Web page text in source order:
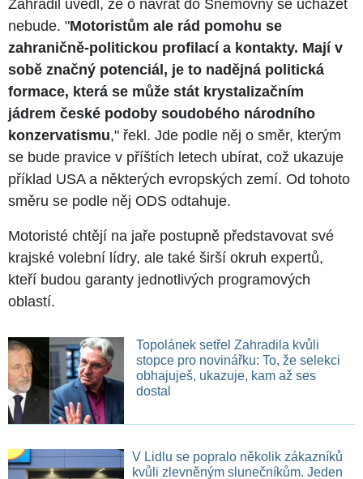
Zahradil uvedl, že o návrat do Sněmovny se ucházet
nebude. "Motoristům ale rád pomohu se
zahraničně-politickou profilací a kontakty. Mají v
sobě značný potenciál, je to nadějná politická
formace, která se může stát krystalizačním
jádrem české podoby soudobého národního
konzervatismu," řekl. Jde podle něj o směr, kterým
se bude pravice v příštích letech ubírat, což ukazuje
příklad USA a některých evropských zemí. Od tohoto
směru se podle něj ODS odtahuje.
Motoristé chtějí na jaře postupně představovat své
krajské volební lídry, ale také širší okruh expertů,
kteří budou garanty jednotlivých programových
oblastí.
Topolánek setřel Zahradila kvůli
stopce pro novinářku: To, že selekci
obhajuješ, ukazuje, kam až ses
dostal
V Lidlu se popralo několik zákazníků
kvůli zlevněným slunečníkům. Jeden